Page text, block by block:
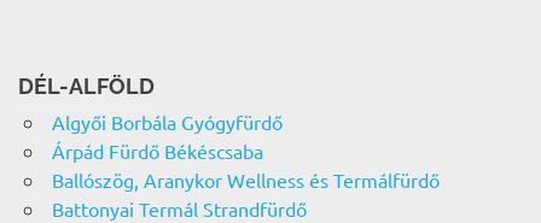
DÉL-ALFÖLD
Algyői Borbála Gyógyfürdő
Árpád Fürdő Békéscsaba
Ballószög, Aranykor Wellness és Termálfürdő
Battonyai Termál Strandfürdő